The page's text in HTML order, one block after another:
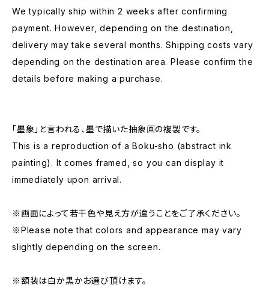
We typically ship within 2 weeks after confirming
payment. However, depending on the destination,
delivery may take several months. Shipping costs vary
depending on the destination area. Please confirm the
details before making a purchase.
「墨象」と言われる、墨で描いた抽象画の複製です。
This is a reproduction of a Boku-sho (abstract ink
painting). It comes framed, so you can display it
immediately upon arrival.
※画面によって若干色や見え方が違うことをご了承ください。
※Please note that colors and appearance may vary
slightly depending on the screen.
※額装は白か黒かお選び頂けます。